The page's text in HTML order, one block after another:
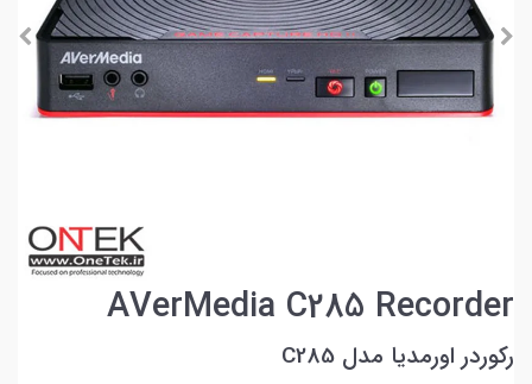
AVerMedia C285 Recorder
رکوردر اورمدیا مدل C285